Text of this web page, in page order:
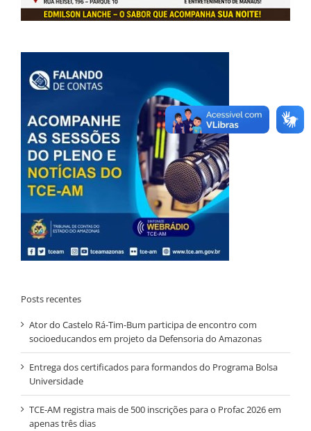
Posts recentes
Ator do Castelo Rá-Tim-Bum participa de encontro com
socioeducandos em projeto da Defensoria do Amazonas
Entrega dos certificados para formandos do Programa Bolsa
Universidade
TCE-AM registra mais de 500 inscrições para o Profac 2026 em
apenas três dias